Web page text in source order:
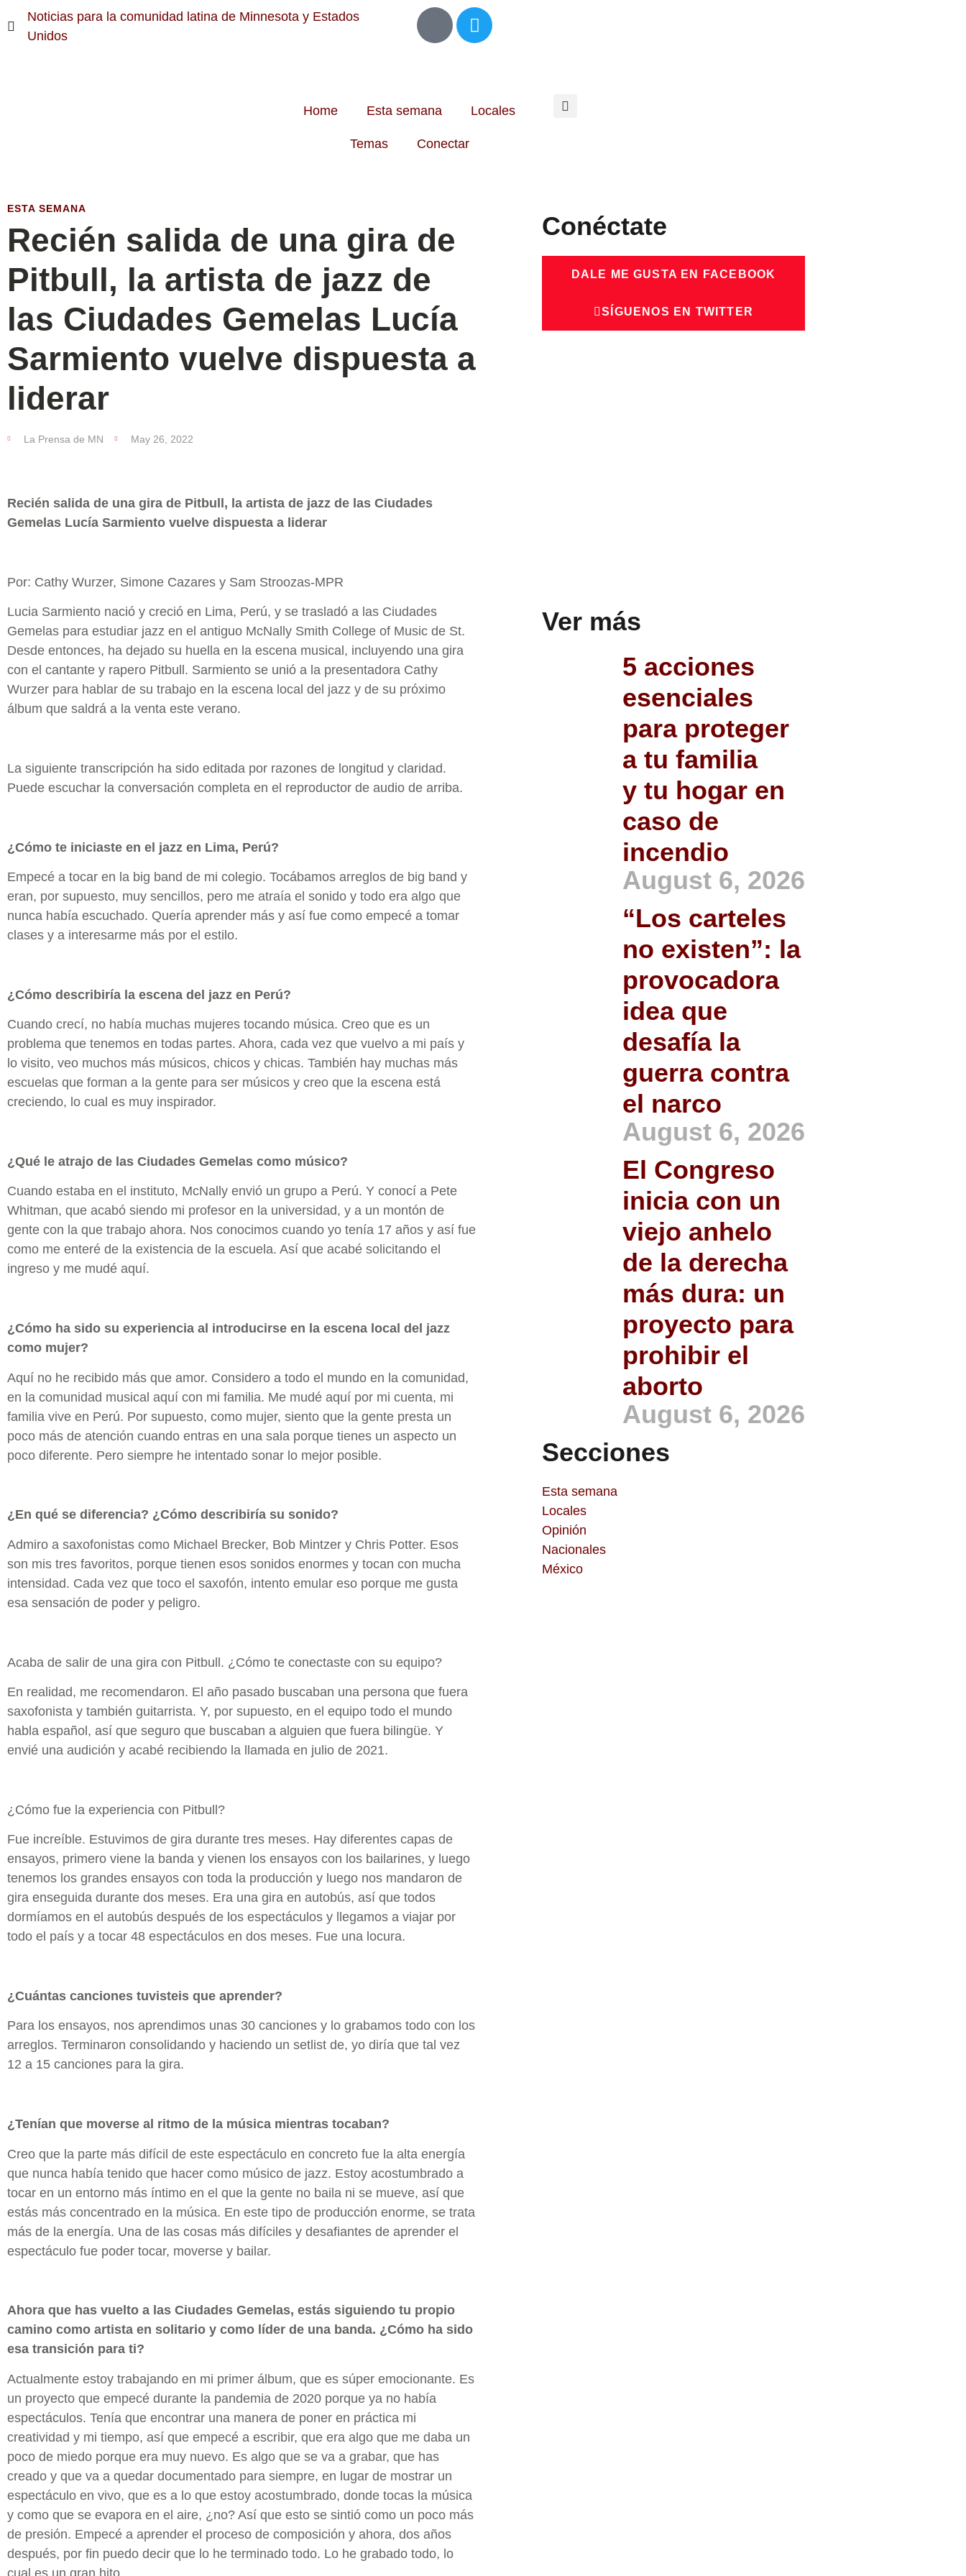
Noticias para la comunidad latina de Minnesota y Estados
Unidos
Home Esta semana Locales
Temas Conectar
ESTA SEMANA
Recién salida de una gira de
Pitbull, la artista de jazz de
las Ciudades Gemelas Lucía
Sarmiento vuelve dispuesta a
liderar
La Prensa de MN May 26, 2022
Recién salida de una gira de Pitbull, la artista de jazz de las Ciudades
Gemelas Lucía Sarmiento vuelve dispuesta a liderar
Por: Cathy Wurzer, Simone Cazares y Sam Stroozas-MPR
Lucia Sarmiento nació y creció en Lima, Perú, y se trasladó a las Ciudades
Gemelas para estudiar jazz en el antiguo McNally Smith College of Music de St.
Desde entonces, ha dejado su huella en la escena musical, incluyendo una gira
con el cantante y rapero Pitbull. Sarmiento se unió a la presentadora Cathy
Wurzer para hablar de su trabajo en la escena local del jazz y de su próximo
álbum que saldrá a la venta este verano.
La siguiente transcripción ha sido editada por razones de longitud y claridad.
Puede escuchar la conversación completa en el reproductor de audio de arriba.
¿Cómo te iniciaste en el jazz en Lima, Perú?
Empecé a tocar en la big band de mi colegio. Tocábamos arreglos de big band y
eran, por supuesto, muy sencillos, pero me atraía el sonido y todo era algo que
nunca había escuchado. Quería aprender más y así fue como empecé a tomar
clases y a interesarme más por el estilo.
¿Cómo describiría la escena del jazz en Perú?
Cuando crecí, no había muchas mujeres tocando música. Creo que es un
problema que tenemos en todas partes. Ahora, cada vez que vuelvo a mi país y
lo visito, veo muchos más músicos, chicos y chicas. También hay muchas más
escuelas que forman a la gente para ser músicos y creo que la escena está
creciendo, lo cual es muy inspirador.
¿Qué le atrajo de las Ciudades Gemelas como músico?
Cuando estaba en el instituto, McNally envió un grupo a Perú. Y conocí a Pete
Whitman, que acabó siendo mi profesor en la universidad, y a un montón de
gente con la que trabajo ahora. Nos conocimos cuando yo tenía 17 años y así fue
como me enteré de la existencia de la escuela. Así que acabé solicitando el
ingreso y me mudé aquí.
¿Cómo ha sido su experiencia al introducirse en la escena local del jazz
como mujer?
Aquí no he recibido más que amor. Considero a todo el mundo en la comunidad,
en la comunidad musical aquí con mi familia. Me mudé aquí por mi cuenta, mi
familia vive en Perú. Por supuesto, como mujer, siento que la gente presta un
poco más de atención cuando entras en una sala porque tienes un aspecto un
poco diferente. Pero siempre he intentado sonar lo mejor posible.
¿En qué se diferencia? ¿Cómo describiría su sonido?
Admiro a saxofonistas como Michael Brecker, Bob Mintzer y Chris Potter. Esos
son mis tres favoritos, porque tienen esos sonidos enormes y tocan con mucha
intensidad. Cada vez que toco el saxofón, intento emular eso porque me gusta
esa sensación de poder y peligro.
Acaba de salir de una gira con Pitbull. ¿Cómo te conectaste con su equipo?
En realidad, me recomendaron. El año pasado buscaban una persona que fuera
saxofonista y también guitarrista. Y, por supuesto, en el equipo todo el mundo
habla español, así que seguro que buscaban a alguien que fuera bilingüe. Y
envié una audición y acabé recibiendo la llamada en julio de 2021.
¿Cómo fue la experiencia con Pitbull?
Fue increíble. Estuvimos de gira durante tres meses. Hay diferentes capas de
ensayos, primero viene la banda y vienen los ensayos con los bailarines, y luego
tenemos los grandes ensayos con toda la producción y luego nos mandaron de
gira enseguida durante dos meses. Era una gira en autobús, así que todos
dormíamos en el autobús después de los espectáculos y llegamos a viajar por
todo el país y a tocar 48 espectáculos en dos meses. Fue una locura.
¿Cuántas canciones tuvisteis que aprender?
Para los ensayos, nos aprendimos unas 30 canciones y lo grabamos todo con los
arreglos. Terminaron consolidando y haciendo un setlist de, yo diría que tal vez
12 a 15 canciones para la gira.
¿Tenían que moverse al ritmo de la música mientras tocaban?
Creo que la parte más difícil de este espectáculo en concreto fue la alta energía
que nunca había tenido que hacer como músico de jazz. Estoy acostumbrado a
tocar en un entorno más íntimo en el que la gente no baila ni se mueve, así que
estás más concentrado en la música. En este tipo de producción enorme, se trata
más de la energía. Una de las cosas más difíciles y desafiantes de aprender el
espectáculo fue poder tocar, moverse y bailar.
Ahora que has vuelto a las Ciudades Gemelas, estás siguiendo tu propio
camino como artista en solitario y como líder de una banda. ¿Cómo ha sido
esa transición para ti?
Actualmente estoy trabajando en mi primer álbum, que es súper emocionante. Es
un proyecto que empecé durante la pandemia de 2020 porque ya no había
espectáculos. Tenía que encontrar una manera de poner en práctica mi
creatividad y mi tiempo, así que empecé a escribir, que era algo que me daba un
poco de miedo porque era muy nuevo. Es algo que se va a grabar, que has
creado y que va a quedar documentado para siempre, en lugar de mostrar un
espectáculo en vivo, que es a lo que estoy acostumbrado, donde tocas la música
y como que se evapora en el aire, ¿no? Así que esto se sintió como un poco más
de presión. Empecé a aprender el proceso de composición y ahora, dos años
después, por fin puedo decir que lo he terminado todo. Lo he grabado todo, lo
cual es un gran hito.
Conéctate
DALE ME GUSTA EN FACEBOOK
SÍGUENOS EN TWITTER
Ver más
5 acciones
esenciales
para proteger
a tu familia
y tu hogar en
caso de
incendio
August 6, 2026
“Los carteles
no existen”: la
provocadora
idea que
desafía la
guerra contra
el narco
August 6, 2026
El Congreso
inicia con un
viejo anhelo
de la derecha
más dura: un
proyecto para
prohibir el
aborto
August 6, 2026
Secciones
Esta semana
Locales
Opinión
Nacionales
México